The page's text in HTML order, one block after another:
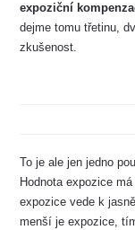
expoziční
dejme tomu třetinu,
zkušenost.
To je ale jen jedno
Hodnota expozice
expozice vede k
menší je expozice,